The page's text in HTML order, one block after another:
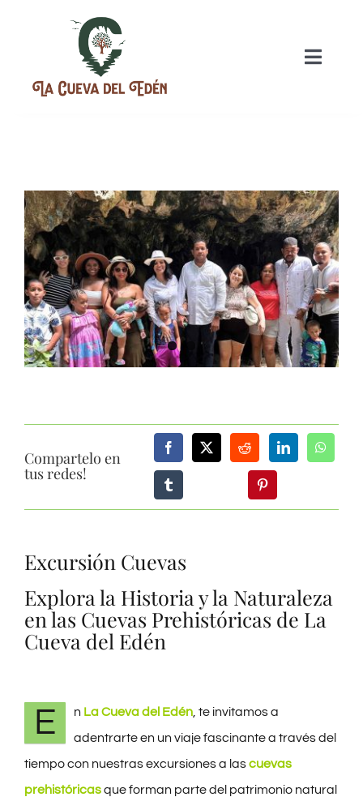
PLANES
EVENTOS
GASTRONOMIA
Compartelo en
tus redes!
Excursión Cuevas
Explora la Historia y la Naturaleza
en las Cuevas Prehistóricas de La
Cueva del Edén
E n La Cueva del Edén , te invitamos a
adentrarte en un viaje fascinante a través del
tiempo con nuestras excursiones a lascuevas
prehistóricasque forman parte del patrimonio natural